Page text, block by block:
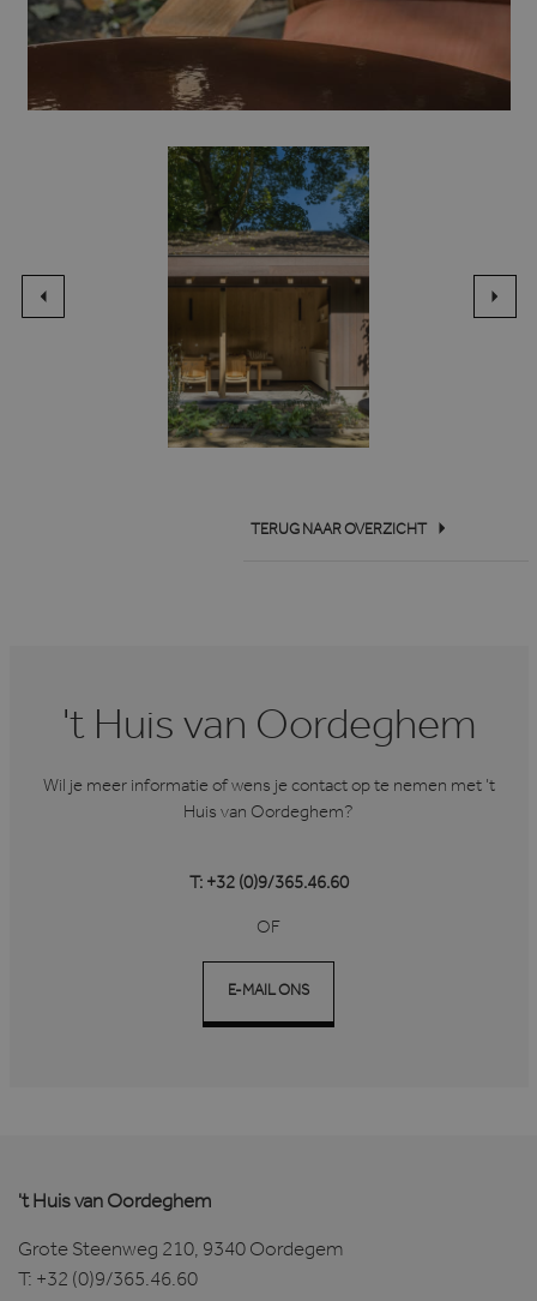
TERUG NAAR OVERZICHT
't Huis van Oordeghem
Wil je meer informatie of wens je contact op te nemen met ’t
Huis van Oordeghem?
T: +32 (0)9/365.46.60
OF
E-MAIL ONS
't Huis van Oordeghem
Grote Steenweg 210, 9340 Oordegem
T: +32 (0)9/365.46.60